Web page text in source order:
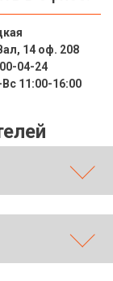
14 оф. 208
04-24
11:00-16:00